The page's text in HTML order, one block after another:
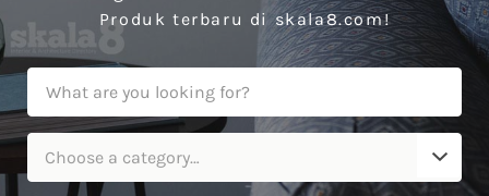
Produk terbaru di skala8.com!
Choose a category…